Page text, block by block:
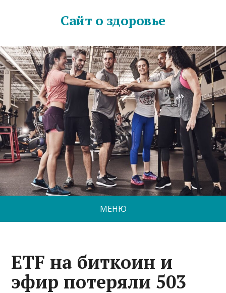
Сайт о здоровье
МЕНЮ
ETF на биткоин и
эфир потеряли 503